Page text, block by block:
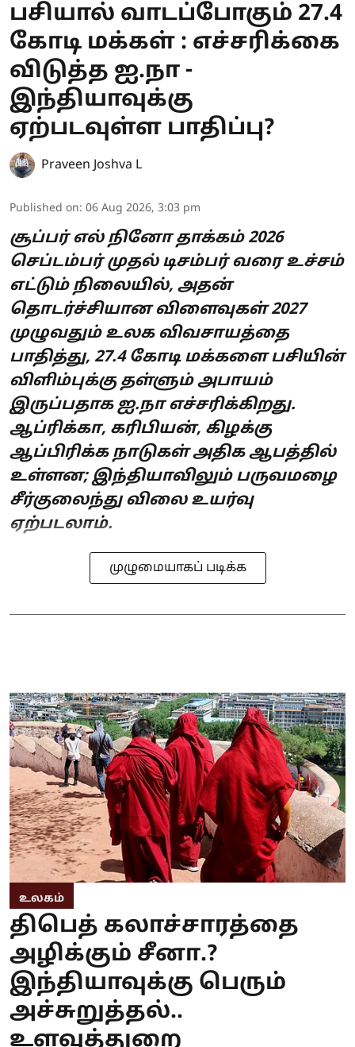
பசியால் வாடப்போகும் 27.4
கோடி மக்கள் : எச்சரிக்கை
விடுத்த ஐ.நா -
இந்தியாவுக்கு
ஏற்படவுள்ள பாதிப்பு?
Praveen Joshva L
Published on: 06 Aug 2026, 3:03 pm
சூப்பர் எல் நினோ தாக்கம் 2026
செப்டம்பர் முதல் டிசம்பர் வரை உச்சம்
எட்டும் நிலையில், அதன்
தொடர்ச்சியான விளைவுகள் 2027
முழுவதும் உலக விவசாயத்தை
பாதித்து, 27.4 கோடி மக்களை பசியின்
விளிம்புக்கு தள்ளும் அபாயம்
இருப்பதாக ஐ.நா எச்சரிக்கிறது.
ஆப்ரிக்கா, கரிபியன், கிழக்கு
ஆப்பிரிக்க நாடுகள் அதிக ஆபத்தில்
உள்ளன; இந்தியாவிலும் பருவமழை
சீர்குலைந்து விலை உயர்வு
ஏற்படலாம்.
முழுமையாகப் படிக்க
உலகம்
திபெத் கலாச்சாரத்தை
அழிக்கும் சீனா.?
இந்தியாவுக்கு பெரும்
அச்சுறுத்தல்..
உளவுத்துறை